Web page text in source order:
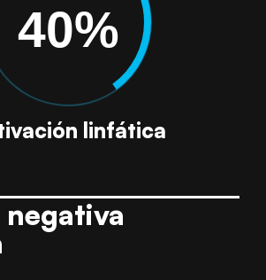
40%
linfática